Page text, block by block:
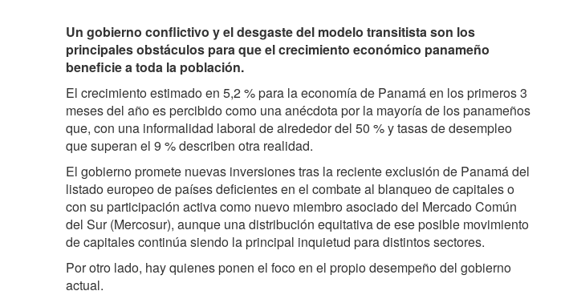
Un gobierno conflictivo y el desgaste del modelo transitista son los
principales obstáculos para que el crecimiento económico panameño
beneficie a toda la población.
El crecimiento estimado en 5,2 % para la economía de Panamá en los primeros 3
meses del año es percibido como una anécdota por la mayoría de los panameños
que, con una informalidad laboral de alrededor del 50 % y tasas de desempleo
que superan el 9 % describen otra realidad.
El gobierno promete nuevas inversiones tras la reciente exclusión de Panamá del
listado europeo de países deficientes en el combate al blanqueo de capitales o
con su participación activa como nuevo miembro asociado del Mercado Común
del Sur (Mercosur), aunque una distribución equitativa de ese posible movimiento
de capitales continúa siendo la principal inquietud para distintos sectores.
Por otro lado, hay quienes ponen el foco en el propio desempeño del gobierno
actual.